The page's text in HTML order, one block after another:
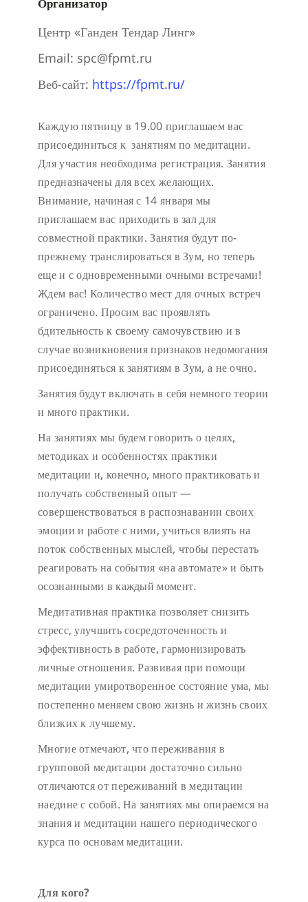
Организатор
Центр «Ганден Тендар Линг»
Email: spc@fpmt.ru
Веб-сайт: https://fpmt.ru/
Каждую пятницу в 19.00 приглашаем вас
присоединиться к занятиям по медитации.
Для участия необходима регистрация. Занятия
предназначены для всех желающих.
Внимание, начиная с 14 января мы
приглашаем вас приходить в зал для
совместной практики. Занятия будут по-
прежнему транслироваться в Зум, но теперь
еще и с одновременными очными встречами!
Ждем вас! Количество мест для очных встреч
ограничено. Просим вас проявлять
бдительность к своему самочувствию и в
случае возникновения признаков недомогания
присоединяться к занятиям в Зум, а не очно.
Занятия будут включать в себя немного теории
и много практики.
На занятиях мы будем говорить о целях,
методиках и особенностях практики
медитации и, конечно, много практиковать и
получать собственный опыт —
совершенствоваться в распознавании своих
эмоции и работе с ними, учиться влиять на
поток собственных мыслей, чтобы перестать
реагировать на события «на автомате» и быть
осознанными в каждый момент.
Медитативная практика позволяет снизить
стресс, улучшить сосредоточенность и
эффективность в работе, гармонизировать
личные отношения. Развивая при помощи
медитации умиротворенное состояние ума, мы
постепенно меняем свою жизнь и жизнь своих
близких к лучшему.
Многие отмечают, что переживания в
групповой медитации достаточно сильно
отличаются от переживаний в медитации
наедине с собой. На занятиях мы опираемся на
знания и медитации нашего периодического
курса по основам медитации.
Для кого?